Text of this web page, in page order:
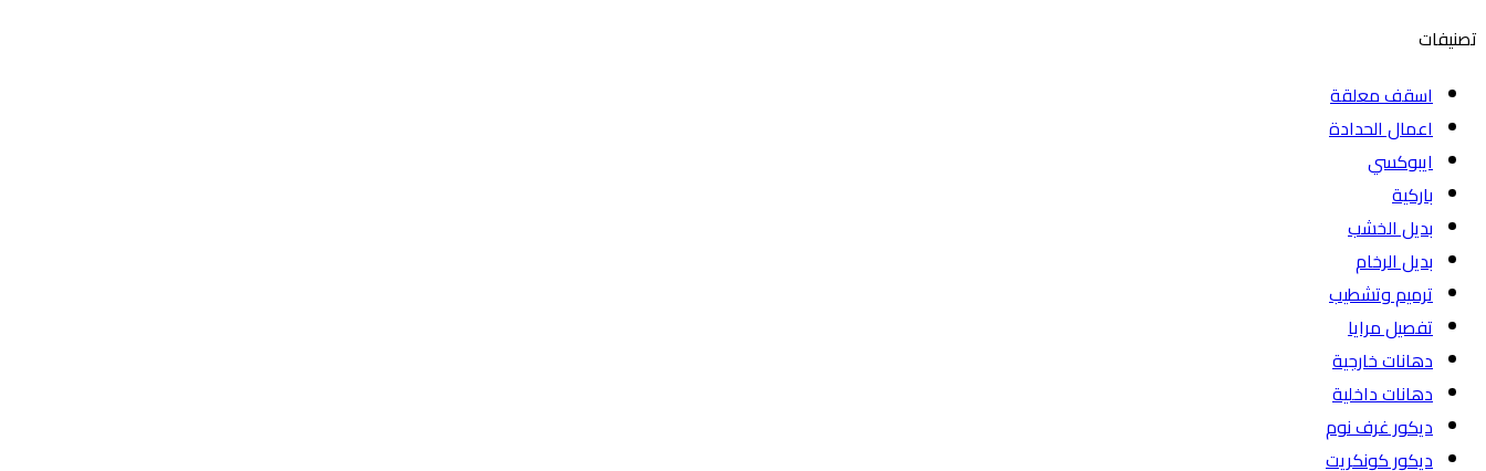
تصنيفات
اسقف معلقة
اعمال الحدادة
ايبوكسي
باركية
بديل الخشب
بديل الرخام
ترميم وتشطيب
تفصيل مرايا
دهانات خارجية
دهانات داخلية
ديكور غرف نوم
ديكور كونكريت